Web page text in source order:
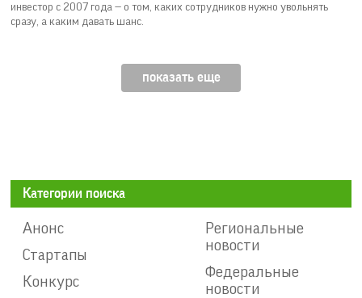
инвестор с 2007 года — о том, каких сотрудников нужно увольнять
сразу, а каким давать шанс.
показать еще
Категории поиска
Анонс
Стартапы
Конкурс
Региональные
новости
Федеральные
новости